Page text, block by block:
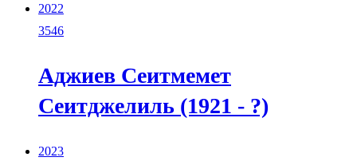
2022
3546
Аджиев Сеитмемет
Сеитджелиль (1921 - ?)
2023